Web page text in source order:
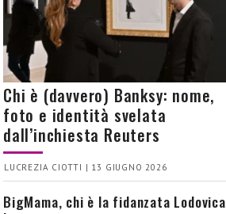
Chi è (davvero) Banksy: nome,
foto e identità svelata
dall’inchiesta Reuters
LUCREZIA CIOTTI | 13 GIUGNO 2026
BigMama, chi è la fidanzata Lodovica